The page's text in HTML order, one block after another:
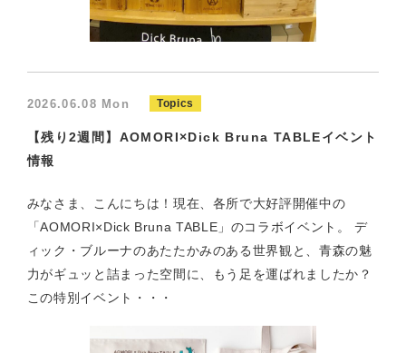
2026.06.08 Mon Topics
【残り2週間】AOMORI×Dick Bruna TABLEイベント
情報
みなさま、こんにちは！現在、各所で大好評開催中の
「AOMORI×Dick Bruna TABLE」のコラボイベント。 デ
ィック・ブルーナのあたたかみのある世界観と、青森の魅
力がギュッと詰まった空間に、もう足を運ばれましたか？
この特別イベント・・・